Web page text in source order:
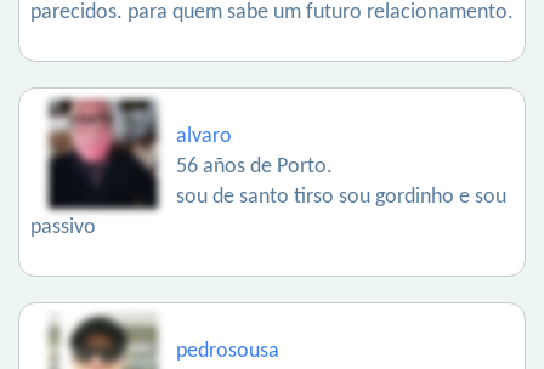
parecidos. para quem sabe um futuro relacionamento.
alvaro
56 años de Porto.
sou de santo tirso sou gordinho e sou
passivo
pedrosousa